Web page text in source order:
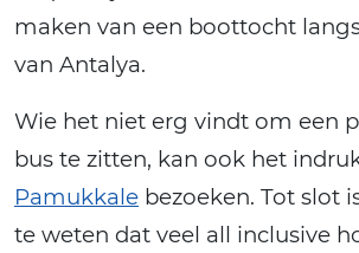
maken van een boottocht
van Antalya.
Wie het niet erg vindt om een
bus te zitten, kan ook het
Pamukkale bezoeken. Tot slot
te weten dat veel all inclusive